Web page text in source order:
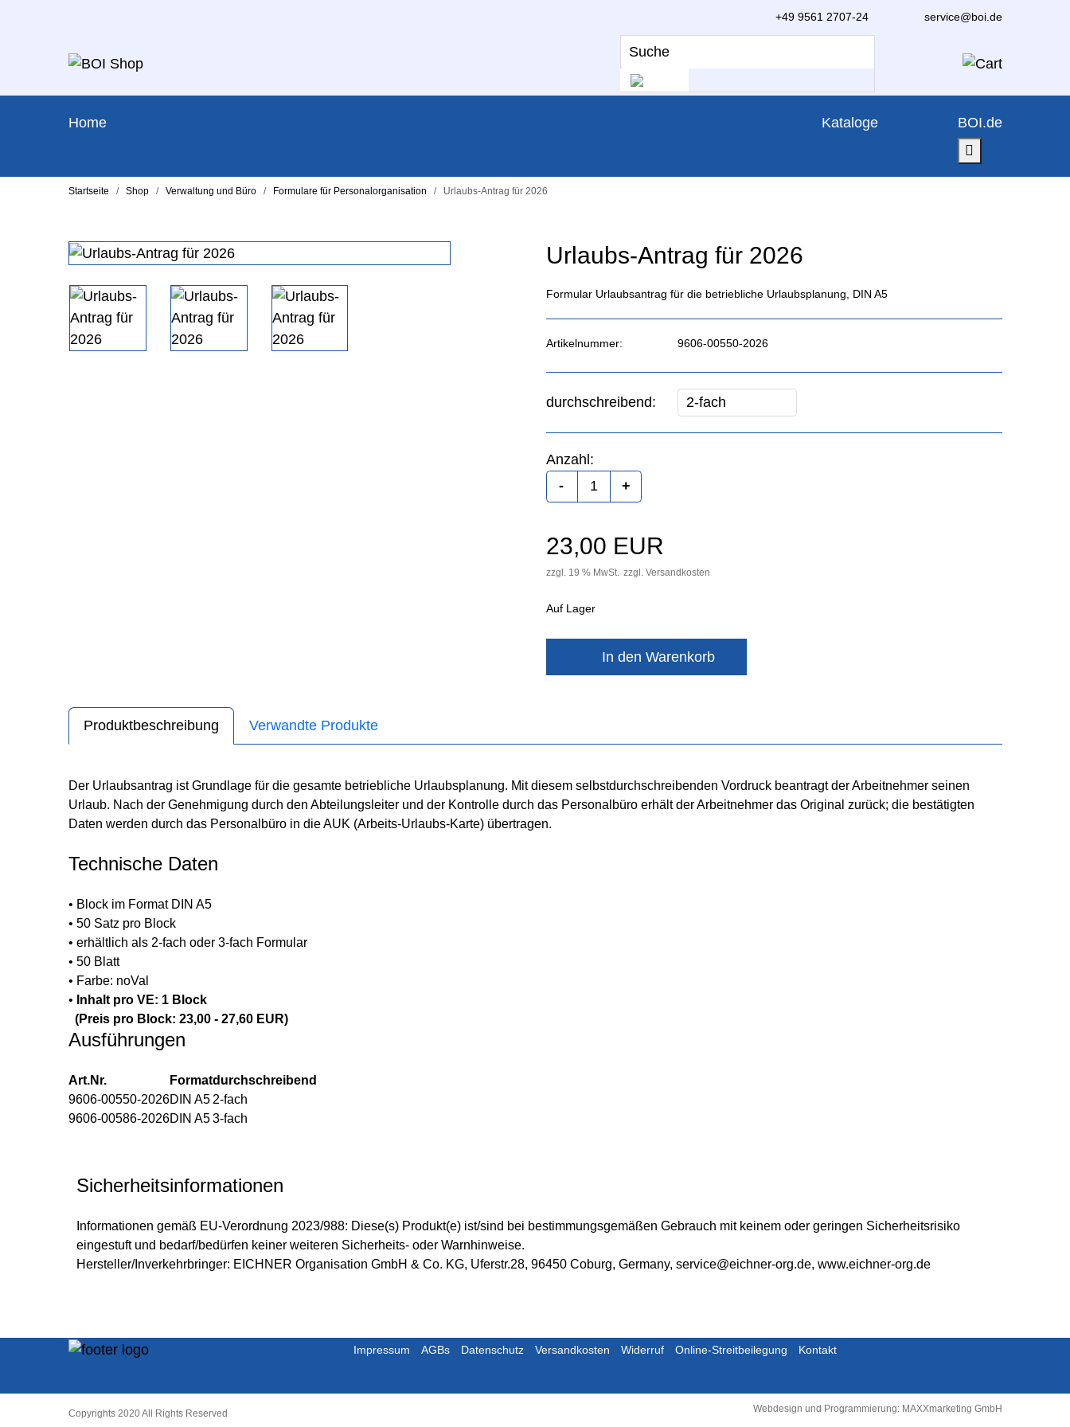
+49 9561 2707-24 service@boi.de
Home Kataloge BOI.de
Startseite Shop Verwaltung und Büro Formulare für Personalorganisation Urlaubs-Antrag für 2026
Urlaubs-Antrag für 2026
Formular Urlaubsantrag für die betriebliche Urlaubsplanung, DIN A5
Artikelnummer: 9606-00550-2026
durchschreibend:
Anzahl:
23,00 EUR
zzgl. 19 % MwSt. zzgl. Versandkosten
Auf Lager
Produktbeschreibung Verwandte Produkte
Der Urlaubsantrag ist Grundlage für die gesamte betriebliche Urlaubsplanung. Mit diesem selbstdurchschreibenden Vordruck beantragt der Arbeitnehmer seinen
Urlaub. Nach der Genehmigung durch den Abteilungsleiter und der Kontrolle durch das Personalbüro erhält der Arbeitnehmer das Original zurück; die bestätigten
Daten werden durch das Personalbüro in die AUK (Arbeits-Urlaubs-Karte) übertragen.
Technische Daten
• Block im Format DIN A5
• 50 Satz pro Block
• erhältlich als 2-fach oder 3-fach Formular
• 50 Blatt
• Farbe: noVal
• Inhalt pro VE: 1 Block
(Preis pro Block: 23,00 - 27,60 EUR)
Ausführungen
Art.Nr. Formatdurchschreibend
9606-00550-2026DIN A5 2-fach
9606-00586-2026DIN A5 3-fach
Sicherheitsinformationen
Informationen gemäß EU-Verordnung 2023/988: Diese(s) Produkt(e) ist/sind bei bestimmungsgemäßen Gebrauch mit keinem oder geringen Sicherheitsrisiko
eingestuft und bedarf/bedürfen keiner weiteren Sicherheits- oder Warnhinweise.
Hersteller/Inverkehrbringer: EICHNER Organisation GmbH & Co. KG, Uferstr.28, 96450 Coburg, Germany, service@eichner-org.de, www.eichner-org.de
Impressum AGBs Datenschutz Versandkosten Widerruf Online-Streitbeilegung Kontakt
Copyrights 2020 All Rights Reserved Webdesign und Programmierung: MAXXmarketing GmbH